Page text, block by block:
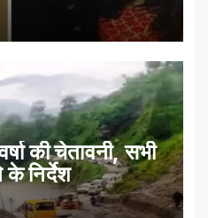
की चेतावनी, सभी
निर्देश